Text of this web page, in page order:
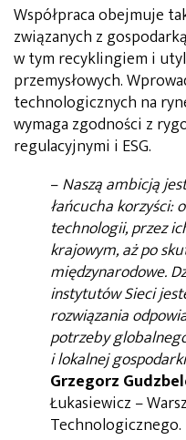
Współpraca obejmuje
związanych z
w tym recyklingiem i
przemysłowych.
technologicznych na
wymaga zgodności z
regulacyjnymi i ESG.
–Naszą ambicją
łańcucha korzyści:
technologii, przez
krajowym, aż po
międzynarodowe.
instytutów Sieci
rozwiązania
potrzeby
i lokalnej gospodarki
Grzegorz
Łukasiewicz –
Technologicznego.